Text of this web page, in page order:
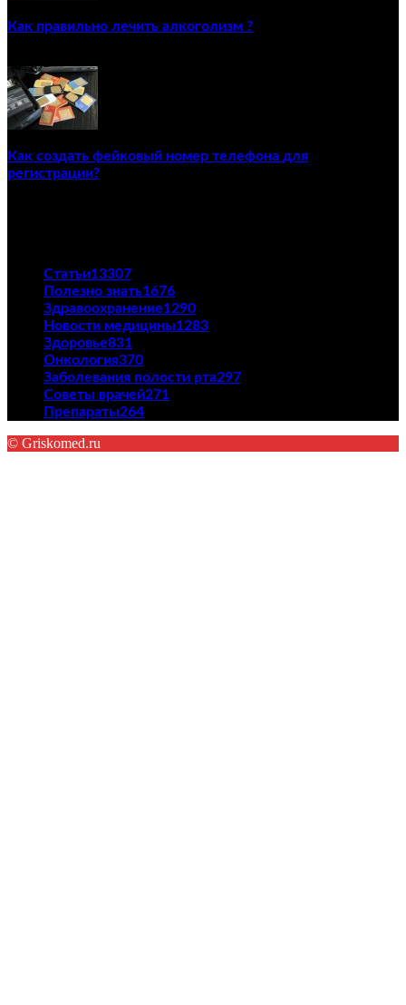
Как правильно лечить алкоголизм ?
Как создать фейковый номер телефона для
регистрации?
Статьи13307
Полезно знать1676
Здравоохранение1290
Новости медицины1283
Здоровье831
Онкология370
Заболевания полости рта297
Советы врачей271
Препараты264
© Griskomed.ru